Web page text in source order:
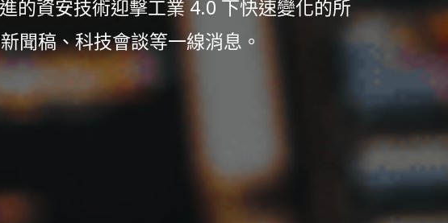
的資安技術迎擊工業 4.0 下快速變化的所
聞稿、科技會談等一線消息。